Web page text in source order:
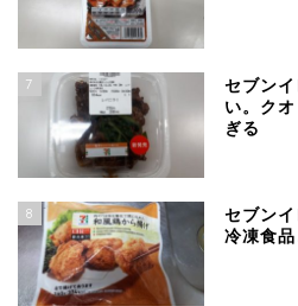
7
セブン
い。ク
ぎる
8
セブン
冷凍食